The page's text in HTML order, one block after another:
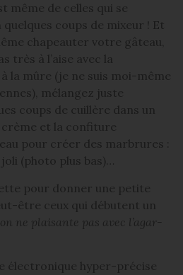
même de celles qui se
coups de mixeur ! Et
chapeauter votre gâteau,
très à l’aise avec la
la mûre (je ne suis moi-même
mélangez juste
coups de cuillère dans un
et la confiture
pour créer des marbrures :
(photo plus bas)…
pour donner une petite
être ceux qui débutent un
on ne plaisante pas avec l’agar-
électronique hyper-précise